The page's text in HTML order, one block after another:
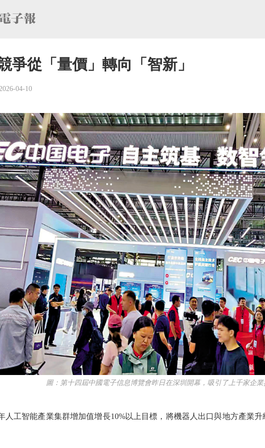
爭從「量價」轉向「智新」
04-10
圖：第十四屆中國電子信息博覽會昨日在深圳開幕，吸引了上千家企業
工智能產業集群增加值增長10%以上目標，將機器人出口與地方產業升